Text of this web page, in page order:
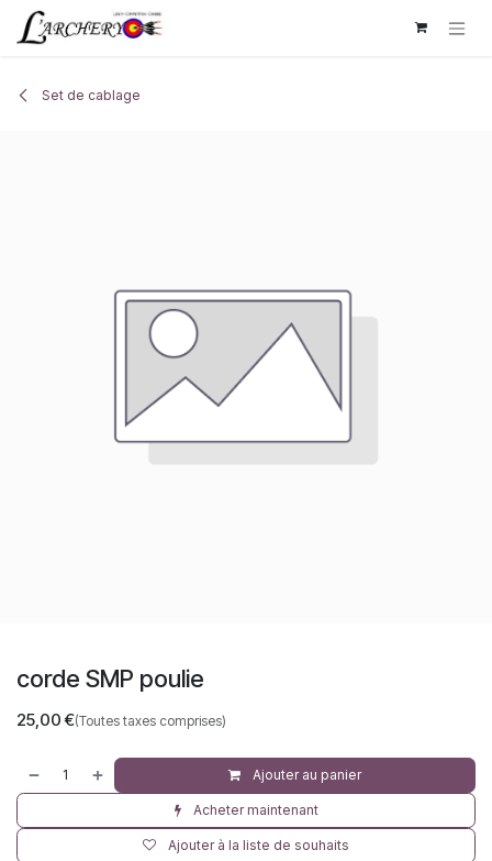
Se rendre au contenu
Set de cablage
corde SMP poulie
25,00€(Toutes taxes comprises)
Ajouter au panier
Acheter maintenant
Ajouter à la liste de souhaits